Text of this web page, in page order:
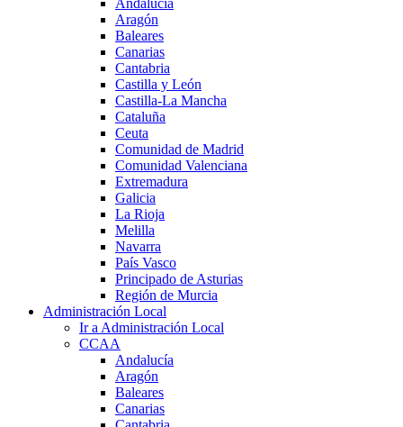
Aragón
Baleares
Canarias
Cantabria
Castilla y León
Castilla-La Mancha
Cataluña
Ceuta
Comunidad de Madrid
Comunidad Valenciana
Extremadura
Galicia
La Rioja
Melilla
Navarra
País Vasco
Principado de Asturias
Región de Murcia
Administración Local
Ir a Administración Local
CCAA
Andalucía
Aragón
Baleares
Canarias